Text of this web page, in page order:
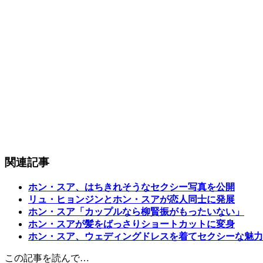
関連記事
ホン・スア、はちきれそうなセクシー写真を公開
リュ・ヒョンジンとホン・スアが恋人同士に発展
ホン・スア「カップルなら柳賢振がもったいない」
ホン・スアが髪をばっさりショートカットに変身
ホン・スア、ウェディングドレスを着てセクシーな魅
この記事を読んで…